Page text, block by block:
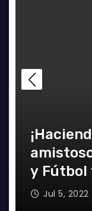
y Fútbol
LaJul 5, 2022